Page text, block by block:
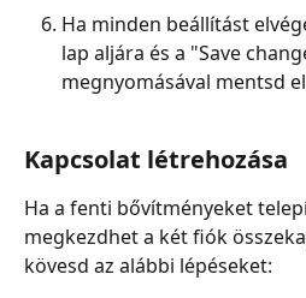
Ha minden beállítást
lap aljára és a "Save
megnyomásával mentsd
Kapcsolat létrehozása
Ha a fenti bővítményeket
megkezdhet a két fiók
kövesd az alábbi lépéseket: